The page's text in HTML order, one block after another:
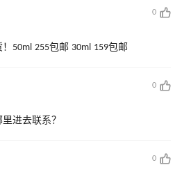
0
50ml 255包邮 30ml 159包邮
0
进去联系？
0